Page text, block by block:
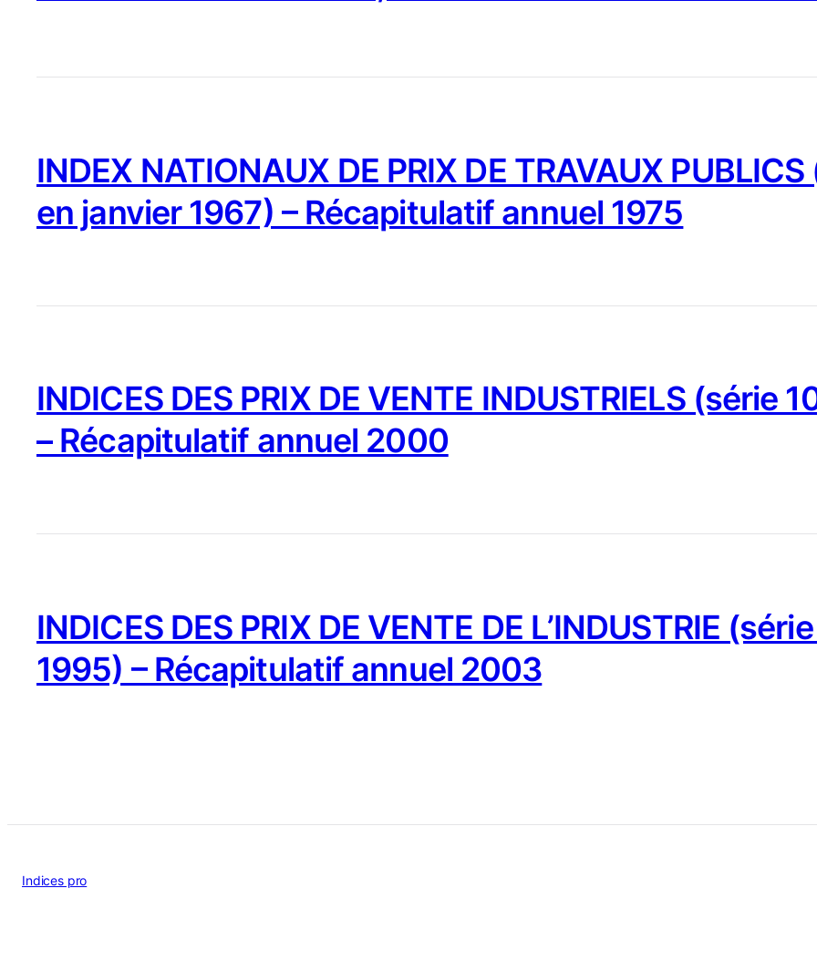
INDEX NATIONAUX DE PRIX DE TRAVAUX
en janvier 1967) – Récapitulatif annuel 1975
INDICES DES PRIX DE VENTE INDUSTRIELS (série
– Récapitulatif annuel 2000
INDICES DES PRIX DE VENTE DE L’INDUSTRIE
1995) – Récapitulatif annuel 2003
Indices pro